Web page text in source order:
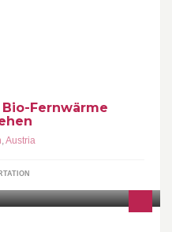
Fernwärme
,Austria